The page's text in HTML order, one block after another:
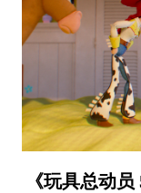
《玩具总动